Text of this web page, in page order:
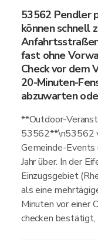
53562 Pendler
können schnell
fast ohne
Check vor dem
20-Minuten-
abzuwarten
**Outdoor-
53562**\n53562
Gemeinde-
Jahr über. In der
Einzugsgebiet
als eine
Minuten vor einer
checken